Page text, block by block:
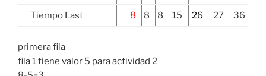
Tiempo Last 8 8 8 15 26 27 36
primera fila
fila 1 tiene valor 5 para actividad 2